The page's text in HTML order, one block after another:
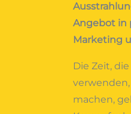
Angebot in
Marketing
Die Zeit,
machen,